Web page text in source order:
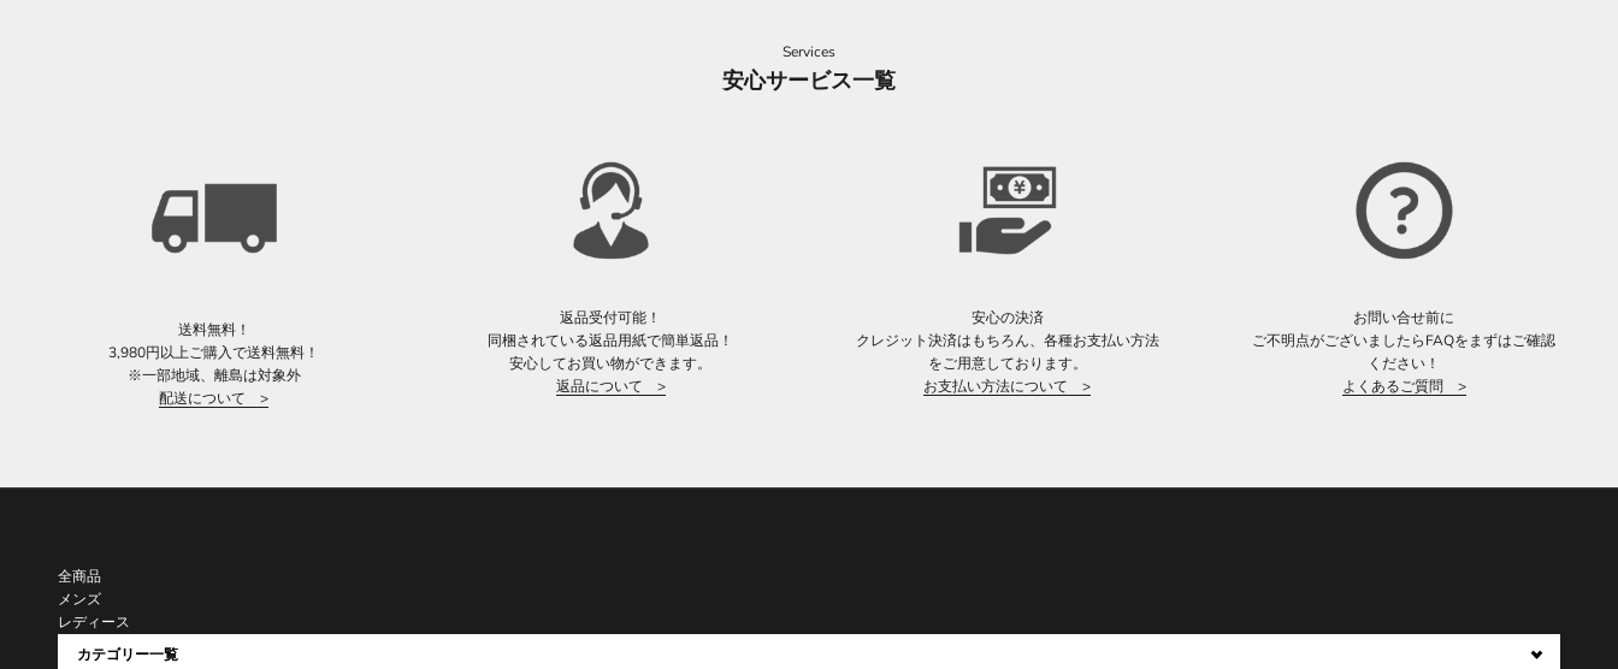
Services
安心サービス一覧
送料無料！
3,980円以上ご購入で送料無料！
※一部地域、離島は対象外
配送について >
返品受付可能！
同梱されている返品用紙で簡単返品！
安心してお買い物ができます。
返品について >
安心の決済
クレジット決済はもちろん、各種お支払い方法
をご用意しております。
お支払い方法について >
お問い合せ前に
ご不明点がございましたらFAQをまずはご確認
ください！
よくあるご質問 >
全商品
メンズ
レディース
カテゴリー一覧